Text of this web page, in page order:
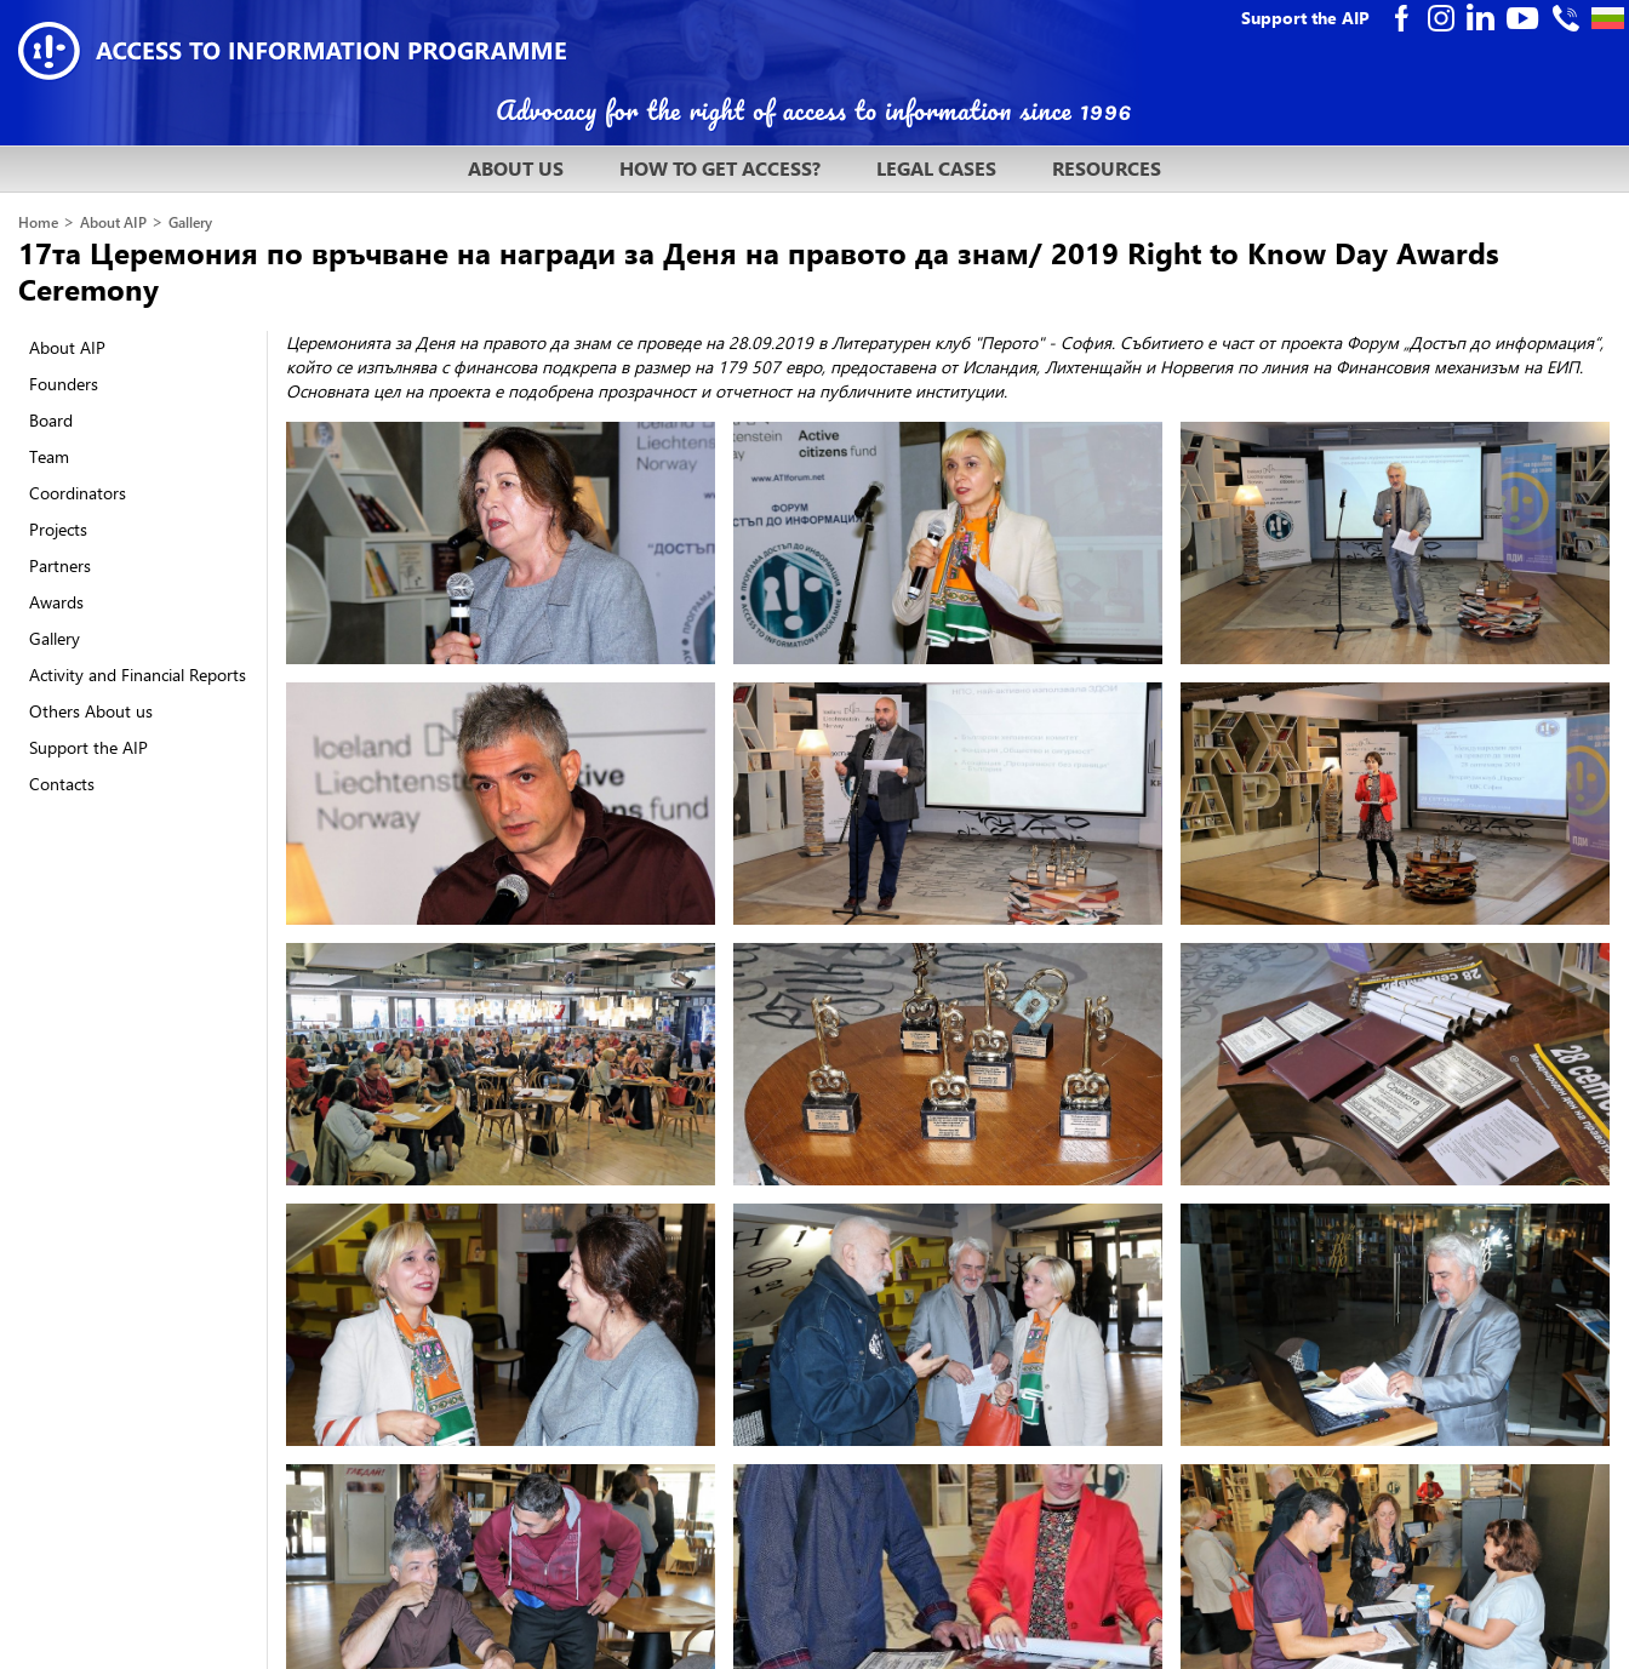
Support the AIP
ABOUT US HOW TO GET ACCESS? LEGAL CASES RESOURCES
Home > About AIP > Gallery
17та Церемония по връчване на награди за Деня на правото да знам/ 2019 Right to Know Day Awards
Ceremony
About AIP
Founders
Board
Team
Coordinators
Projects
Partners
Awards
Gallery
Activity and Financial Reports
Others About us
Support the AIP
Contacts
Церемонията за Деня на правото да знам се проведе на 28.09.2019 в Литературен клуб "Перото" - София. Събитието е част от проекта Форум „Достъп до информация“,
който се изпълнява с финансова подкрепа в размер на 179 507 евро, предоставена от Исландия, Лихтенщайн и Норвегия по линия на Финансовия механизъм на ЕИП.
Основната цел на проекта е подобрена прозрачност и отчетност на публичните институции.